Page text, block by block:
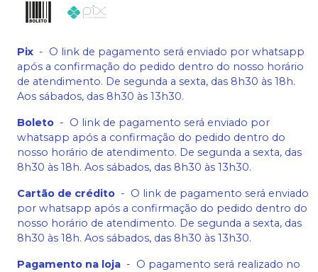
Pix - O link de pagamento será enviado por whatsapp
após a confirmação do pedido dentro do nosso horário
de atendimento. De segunda a sexta, das 8h30 às 18h.
Aos sábados, das 8h30 às 13h30.
Boleto - O link de pagamento será enviado por
whatsapp após a confirmação do pedido dentro do
nosso horário de atendimento. De segunda a sexta, das
8h30 às 18h. Aos sábados, das 8h30 às 13h30.
Cartão de crédito - O link de pagamento será enviado
por whatsapp após a confirmação do pedido dentro do
nosso horário de atendimento. De segunda a sexta, das
8h30 às 18h. Aos sábados, das 8h30 às 13h30.
Pagamento na loja - O pagamento será realizado no